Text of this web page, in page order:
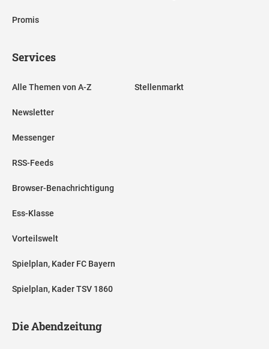
Promis
Services
Alle Themen von A-Z
Newsletter
Messenger
RSS-Feeds
Browser-Benachrichtigung
Ess-Klasse
Vorteilswelt
Spielplan, Kader FC Bayern
Spielplan, Kader TSV 1860
Stellenmarkt
Die Abendzeitung